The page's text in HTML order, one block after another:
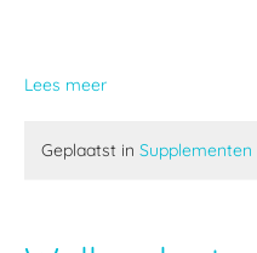
Lees meer
Geplaatst in Supplementen